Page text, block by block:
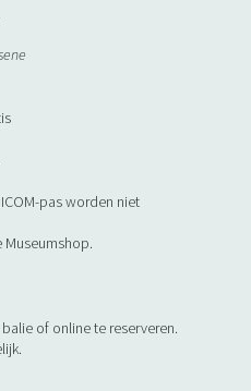
pas worden niet
Museumshop.
of online te reserveren.